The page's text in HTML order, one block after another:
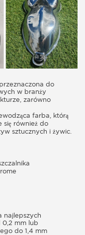
do
w branży
zarówno
farba, którą
się również do
sztucznych i żywic.
najlepszych
mm lub
do 1,4 mm